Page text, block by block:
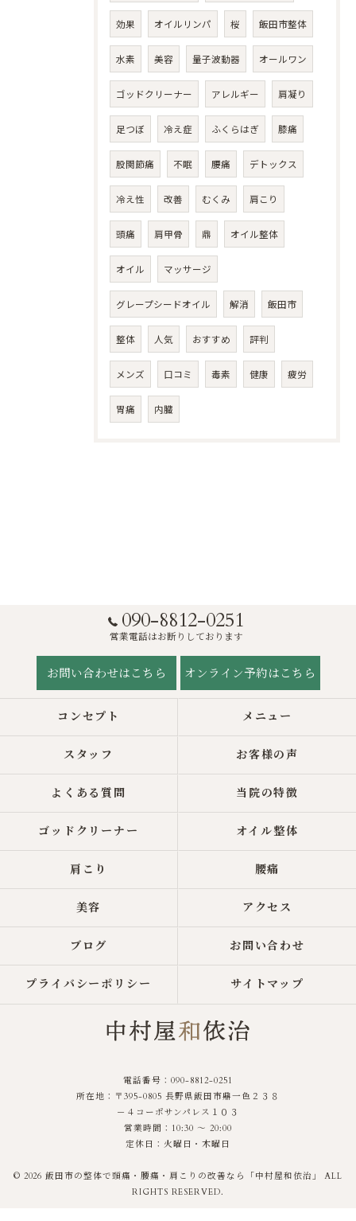
効果 オイルリンパ 桜 飯田市整体
水素 美容 量子波動器 オールワン
ゴッドクリーナー アレルギー 肩凝り
足つぼ 冷え症 ふくらはぎ 膝痛
股関節痛 不眠 腰痛 デトックス
冷え性 改善 むくみ 肩こり
頭痛 肩甲骨 鼎 オイル整体
オイル マッサージ
グレープシードオイル 解消 飯田市
整体 人気 おすすめ 評判
メンズ 口コミ 毒素 健康 疲労
胃痛 内臓
090-8812-0251
営業電話はお断りしております
お問い合わせはこちら オンライン予約はこちら
コンセプト メニュー
スタッフ お客様の声
よくある質問 当院の特徴
ゴッドクリーナー オイル整体
肩こり 腰痛
美容 アクセス
ブログ お問い合わせ
プライバシーポリシー サイトマップ
電話番号：090-8812-0251
所在地：〒395-0805 長野県飯田市鼎一色２３８
－４コーポサンパレス１０３
営業時間：10:30 〜 20:00
定休日：火曜日・木曜日
© 2026 飯田市の整体で頭痛・腰痛・肩こりの改善なら「中村屋和依治」 ALL
RIGHTS RESERVED.